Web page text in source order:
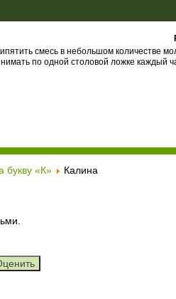
смесь в небольшом количестве
по одной столовой ложке каждый
букву «К» Калина